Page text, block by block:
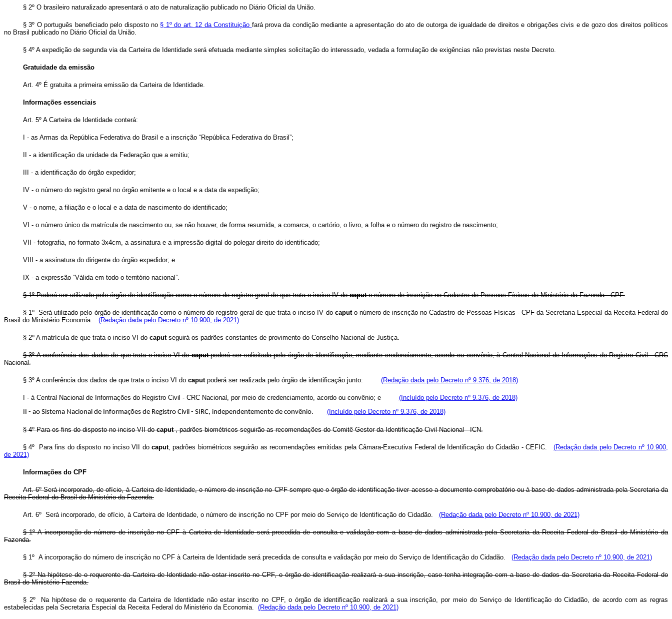
§ 2º O brasileiro naturalizado apresentará o ato de naturalização publicado no Diário Oficial da União.
§ 3º O português beneficiado pelo disposto no § 1º do art. 12 da Constituição fará prova da condição mediante a apresentação do ato de outorga de igualdade de direitos e obrigações civis e de gozo dos direitos políticos
no Brasil publicado no Diário Oficial da União.
§ 4º A expedição de segunda via da Carteira de Identidade será efetuada mediante simples solicitação do interessado, vedada a formulação de exigências não previstas neste Decreto.
Gratuidade da emissão
Art. 4º É gratuita a primeira emissão da Carteira de Identidade.
Informações essenciais
Art. 5º A Carteira de Identidade conterá:
I - as Armas da República Federativa do Brasil e a inscrição “República Federativa do Brasil”;
II - a identificação da unidade da Federação que a emitiu;
III - a identificação do órgão expedidor;
IV - o número do registro geral no órgão emitente e o local e a data da expedição;
V - o nome, a filiação e o local e a data de nascimento do identificado;
VI - o número único da matrícula de nascimento ou, se não houver, de forma resumida, a comarca, o cartório, o livro, a folha e o número do registro de nascimento;
VII - fotografia, no formato 3x4cm, a assinatura e a impressão digital do polegar direito do identificado;
VIII - a assinatura do dirigente do órgão expedidor; e
IX - a expressão “Válida em todo o território nacional”.
§ 1º Poderá ser utilizado pelo órgão de identificação como o número do registro geral de que trata o inciso IV docaputo número de inscrição no Cadastro de Pessoas Físicas do Ministério da Fazenda - CPF.
§ 1º Será utilizado pelo órgão de identificação como o número do registro geral de que trata o inciso IV do caput o número de inscrição no Cadastro de Pessoas Físicas - CPF da Secretaria Especial da Receita Federal do
Brasil do Ministério Economia. (Redação dada pelo Decreto nº 10.900, de 2021)
§ 2º A matrícula de que trata o inciso VI do caput seguirá os padrões constantes de provimento do Conselho Nacional de Justiça.
§ 3º A conferência dos dados de que trata o inciso VI docaputpoderá ser solicitada pelo órgão de identificação, mediante credenciamento, acordo ou convênio, à Central Nacional de Informações do Registro Civil - CRC
Nacional.
§ 3º A conferência dos dados de que trata o inciso VI do caput poderá ser realizada pelo órgão de identificação junto: (Redação dada pelo Decreto nº 9.376, de 2018)
I - à Central Nacional de Informações do Registro Civil - CRC Nacional, por meio de credenciamento, acordo ou convênio; e (Incluído pelo Decreto nº 9.376, de 2018)
II - ao Sistema Nacional de Informações de Registro Civil - SIRC, independentemente de convênio. (Incluído pelo Decreto nº 9.376, de 2018)
§ 4º Para os fins do disposto no inciso VII docaput, padrões biométricos seguirão as recomendações do Comitê Gestor da Identificação Civil Nacional - ICN.
§ 4º Para fins do disposto no inciso VII docaput, padrões biométricos seguirão as recomendações emitidas pela Câmara-Executiva Federal de Identificação do Cidadão - CEFIC.
(Redação dada pelo Decreto nº 10.900,
de 2021)
Informações do CPF
Art. 6º Será incorporado, de ofício, à Carteira de Identidade, o número de inscrição no CPF sempre que o órgão de identificação tiver acesso a documento comprobatório ou à base de dados administrada pela Secretaria da
Receita Federal do Brasil do Ministério da Fazenda.
Art. 6º Será incorporado, de ofício, à Carteira de Identidade, o número de inscrição no CPF por meio do Serviço de Identificação do Cidadão. (Redação dada pelo Decreto nº 10.900, de 2021)
§ 1º A incorporação do número de inscrição no CPF à Carteira de Identidade será precedida de consulta e validação com a base de dados administrada pela Secretaria da Receita Federal do Brasil do Ministério da
Fazenda.
§ 1º A incorporação do número de inscrição no CPF à Carteira de Identidade será precedida de consulta e validação por meio do Serviço de Identificação do Cidadão. (Redação dada pelo Decreto nº 10.900, de 2021)
§ 2º Na hipótese de o requerente da Carteira de Identidade não estar inscrito no CPF, o órgão de identificação realizará a sua inscrição, caso tenha integração com a base de dados da Secretaria da Receita Federal do
Brasil do Ministério Fazenda.
§ 2º Na hipótese de o requerente da Carteira de Identidade não estar inscrito no CPF, o órgão de identificação realizará a sua inscrição, por meio do Serviço de Identificação do Cidadão, de acordo com as regras
estabelecidas pela Secretaria Especial da Receita Federal do Ministério da Economia. (Redação dada pelo Decreto nº 10.900, de 2021)